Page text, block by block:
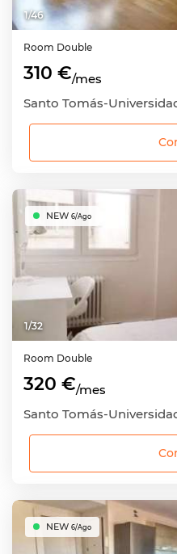
1/46
Room Double
310 €/mes
Santo Tomás-
1/32
NEW 6/Ago
Room Double
320 €/mes
Santo Tomás-
NEW 6/Ago